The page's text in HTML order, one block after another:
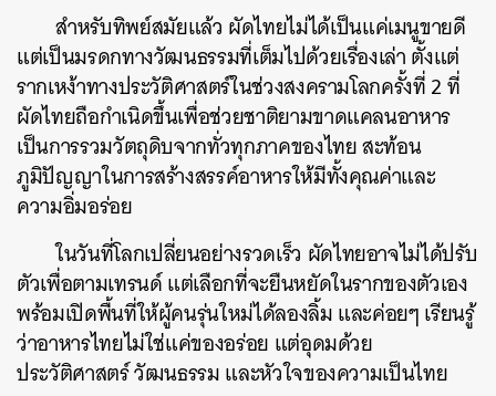
สำหรับทิพย์สมัยแล้ว ผัดไทยไม่ได้เป็นแค่เมนูขายดี
แต่เป็นมรดกทางวัฒนธรรมที่เต็มไปด้วยเรื่องเล่า ตั้งแต่
รากเหง้าทางประวัติศาสตร์ในช่วงสงครามโลกครั้งที่ 2 ที่
ผัดไทยถือกำเนิดขึ้นเพื่อช่วยชาติยามขาดแคลนอาหาร
เป็นการรวมวัตถุดิบจากทั่วทุกภาคของไทย สะท้อน
ภูมิปัญญาในการสร้างสรรค์อาหารให้มีทั้งคุณค่าและ
ความอิ่มอร่อย
ในวันที่โลกเปลี่ยนอย่างรวดเร็ว ผัดไทยอาจไม่ได้ปรับ
ตัวเพื่อตามเทรนด์ แต่เลือกที่จะยืนหยัดในรากของตัวเอง
พร้อมเปิดพื้นที่ให้ผู้คนรุ่นใหม่ได้ลองลิ้ม และค่อยๆ เรียนรู้
ว่าอาหารไทยไม่ใช่แค่ของอร่อย แต่อุดมด้วย
ประวัติศาสตร์ วัฒนธรรม และหัวใจของความเป็นไทย